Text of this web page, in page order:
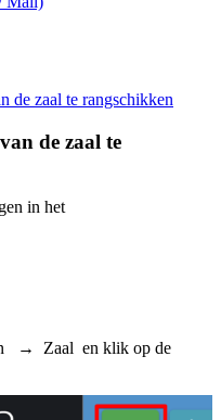
de zaal te rangschikken
de zaal te
in het
→ Zaal en klik op de